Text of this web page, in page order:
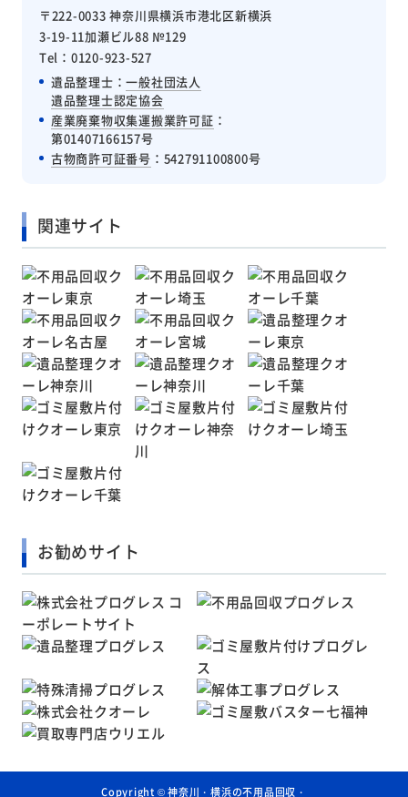
〒222-0033 神奈川県横浜市港北区新横浜
3-19-11加瀬ビル88 №129
Tel：0120-923-527
遺品整理士：一般社団法人
遺品整理士認定協会
産業廃棄物収集運搬業許可証 ：
第01407166157号
古物商許可証番号 ：542791100800号
関連サイト
お勧めサイト
Copyright ©神奈川・横浜の不用品回収・